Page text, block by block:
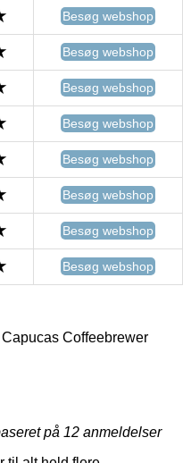
Besøg webshop
Besøg webshop
Besøg webshop
Besøg webshop
Besøg webshop
Besøg webshop
Besøg webshop
Besøg webshop
Coffeebrewer
på 12 anmeldelser